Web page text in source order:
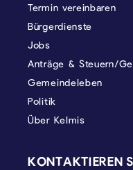
Termin vereinbaren
Bürgerdienste
Jobs
Anträge & Steuern/
Gemeindeleben
Politik
Über Kelmis
KONTAKTIEREN